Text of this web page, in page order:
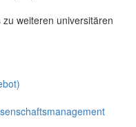
weiteren universitären